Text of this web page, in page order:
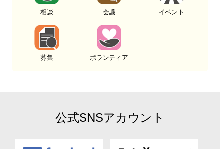
相談 会議 イベント
募集 ボランティア
公式SNSアカウント